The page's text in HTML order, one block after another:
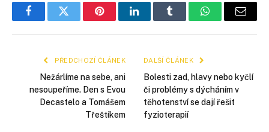
FacebookTwitter PinterestLinkedInTumblr WhatsApp
E-
PŘEDCHOZÍ ČLÁNEK
Nežárlíme na sebe, ani
nesoupeříme. Den s Evou
Decastelo a Tomášem
Třeštíkem
DALŠÍ ČLÁNEK
Bolesti zad, hlavy nebo kyčlí
či problémy s dýcháním v
těhotenství se dají řešit
fyzioterapií